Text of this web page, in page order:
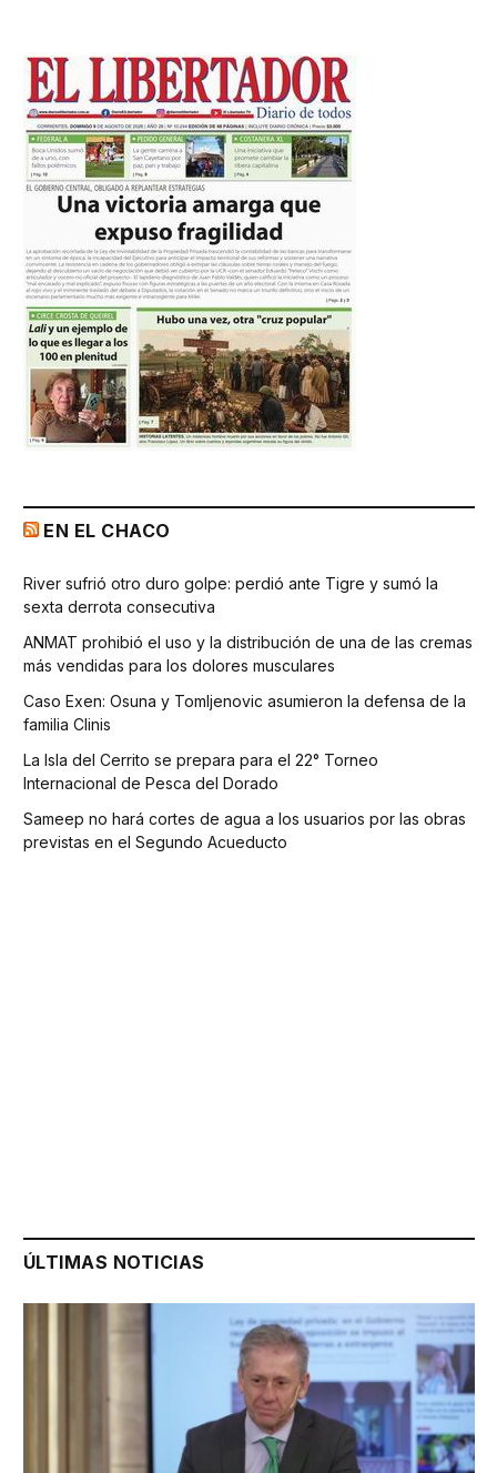
EN EL CHACO
River sufrió otro duro golpe: perdió ante Tigre y sumó la
sexta derrota consecutiva
ANMAT prohibió el uso y la distribución de una de las cremas
más vendidas para los dolores musculares
Caso Exen: Osuna y Tomljenovic asumieron la defensa de la
familia Clinis
La Isla del Cerrito se prepara para el 22° Torneo
Internacional de Pesca del Dorado
Sameep no hará cortes de agua a los usuarios por las obras
previstas en el Segundo Acueducto
ÚLTIMAS NOTICIAS